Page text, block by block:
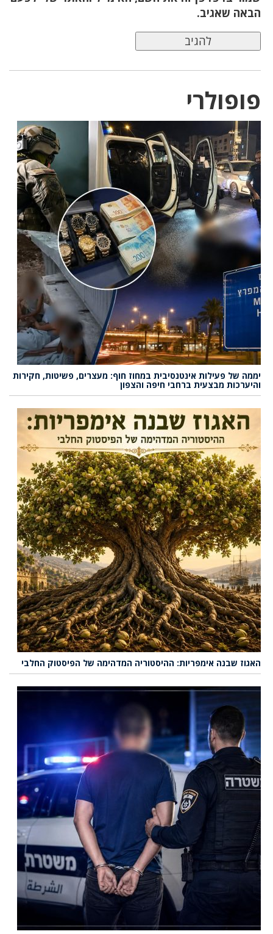
הבאה שאגיב.
פופולרי
יממה של פעילות אינטנסיבית במחוז חוף: מעצרים, פשיטות, חקירות
והיערכות מבצעית ברחבי חיפה והצפון
האגוז שבנה אימפריות: ההיסטוריה המדהימה של הפיסטוק החלבי